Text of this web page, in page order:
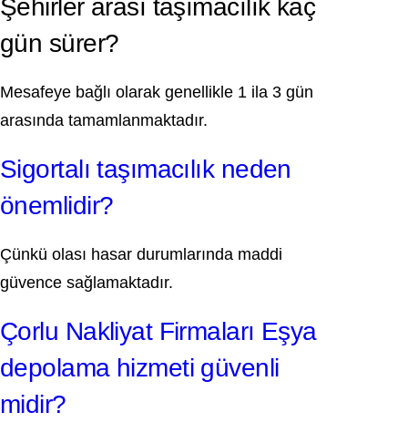
Şehirler arası taşımacılık kaç
gün sürer?
Mesafeye bağlı olarak genellikle 1 ila 3 gün
arasında tamamlanmaktadır.
Sigortalı taşımacılık neden
önemlidir?
Çünkü olası hasar durumlarında maddi
güvence sağlamaktadır.
Çorlu Nakliyat Firmaları Eşya
depolama hizmeti güvenli
midir?